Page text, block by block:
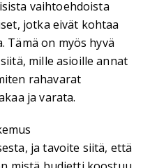
vaihtoehdoista
jotka eivät kohtaa
Tämä on myös hyvä
mille asioille annat
rahavarat
ja varata.
ja tavoite siitä, että